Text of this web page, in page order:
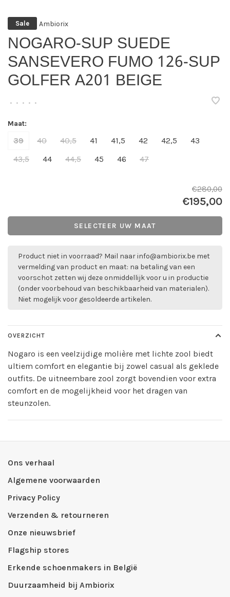
Sale Ambiorix
NOGARO-SUP SUEDE
SANSEVERO FUMO 126-SUP
GOLFER A201 BEIGE
• • • • •
Maat:
39 40 40,5 41 41,5 42 42,5
43
43,5
44 44,5 45 46 47
€280,00
€195,00
SELECTEER UW MAAT
Product niet in voorraad? Mail naarinfo@ambiorix.be met
vermelding van product en maat: na betaling van een
voorschot zetten wij deze onmiddellijk voor u in productie
(onder voorbehoud van beschikbaarheid van materialen).
Niet mogelijk voor gesoldeerde artikelen.
OVERZICHT
Nogaro is een veelzijdige molière met lichte zool biedt
ultiem comfort en elegantie bij zowel casual als geklede
outfits. De uitneembare zool zorgt bovendien voor extra
comfort en de mogelijkheid voor het dragen van
steunzolen.
Ons verhaal
Algemene voorwaarden
Privacy Policy
Verzenden & retourneren
Onze nieuwsbrief
Flagship stores
Erkende schoenmakers in België
Duurzaamheid bij Ambiorix